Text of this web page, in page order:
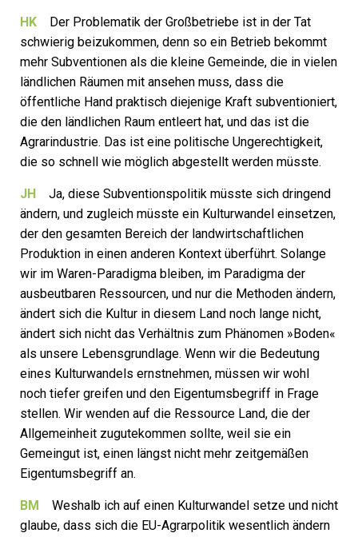
HK Der Problematik der Großbetriebe ist in der Tat
schwierig beizukommen, denn so ein Betrieb bekommt
mehr Subventionen als die kleine Gemeinde, die in vielen
ländlichen Räumen mit ansehen muss, dass die
öffentliche Hand praktisch diejenige Kraft subventio­niert,
die den ländlichen Raum entleert hat, und das ist die
Agrarindustrie. Das ist eine politische Ungerechtigkeit,
die so schnell wie möglich abgestellt werden müsste.
JH Ja, diese Subventionspolitik müsste sich dringend
ändern, und zugleich müsste ein Kulturwandel einsetzen,
der den gesamten Bereich der landwirtschaftlichen
Produktion in einen anderen Kontext überführt. Solange
wir im Waren-Paradigma bleiben, im Paradigma der
ausbeutbaren Ressourcen, und nur die Methoden ändern,
ändert sich die Kultur in diesem Land noch lange nicht,
ändert sich nicht das Verhältnis zum Phänomen »Boden«
als unsere Lebensgrundlage. Wenn wir die Bedeutung
eines Kulturwandels ernstnehmen, müssen wir wohl
noch tiefer greifen und den Eigentumsbegriff in Frage
stellen. Wir wenden auf die Ressource Land, die der
Allgemeinheit zugutekommen sollte, weil sie ein
Gemeingut ist, einen längst nicht mehr zeitgemäßen
Eigentumsbegriff an.
BM Weshalb ich auf einen Kulturwandel setze und nicht
glaube, dass sich die EU-Agrarpolitik wesentlich ändern